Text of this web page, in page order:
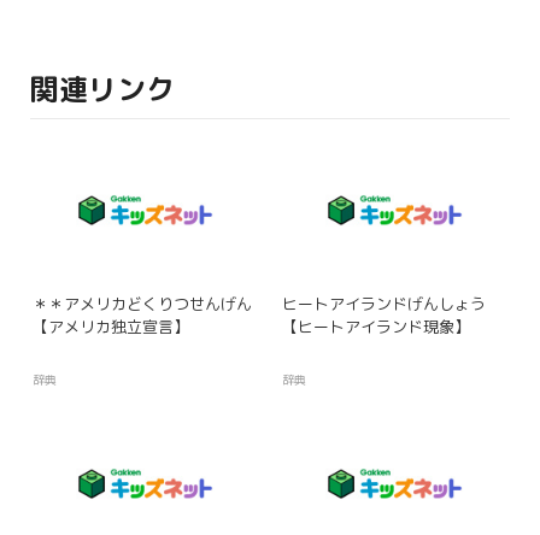
関連リンク
＊＊アメリカどくりつせんげん
【アメリカ独立宣言】
辞典
ヒートアイランドげんしょう
【ヒートアイランド現象】
辞典